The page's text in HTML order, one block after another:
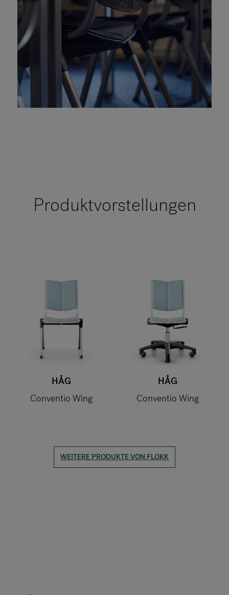
Produktvorstellungen
HÅG
Conventio Wing
HÅG
Conventio Wing
WEITERE PRODUKTE VON FLOKK